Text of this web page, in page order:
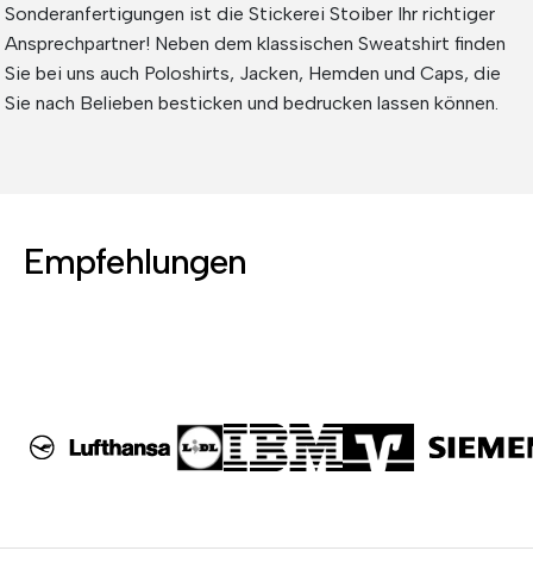
Sonderanfertigungen ist die Stickerei Stoiber Ihr richtiger
Ansprechpartner! Neben dem klassischen Sweatshirt finden
Sie bei uns auch Poloshirts, Jacken, Hemden und Caps, die
Sie nach Belieben besticken und bedrucken lassen können.
Empfehlungen